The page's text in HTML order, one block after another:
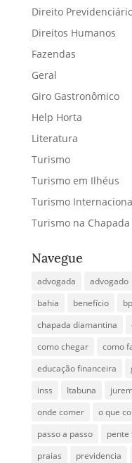
Direito
Direitos Humanos
Fazendas
Geral
Giro Gastronômico
Help Horta
Literatura
Turismo
Turismo em Ilhéus
Turismo
Turismo na Chapada
Navegue
advogada advogado
bahia
benefício
chapada diamantina
como chegar
como
educação financeira
inss
Itabuna
onde comer
o que
passo a passo
pente
praias
previdencia